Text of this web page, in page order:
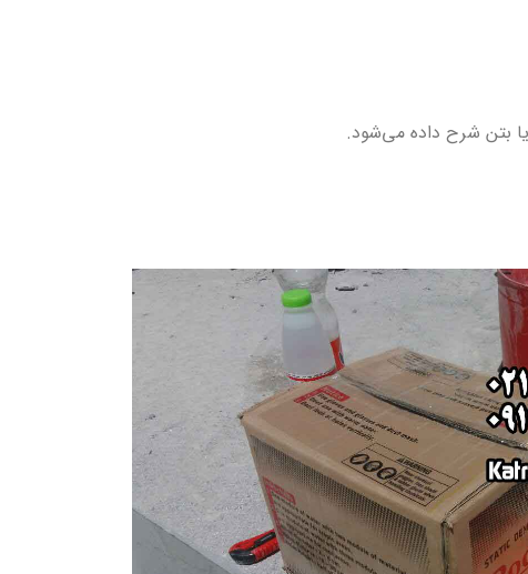
بتن شرح داده می‌شود.